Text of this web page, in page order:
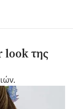
look της